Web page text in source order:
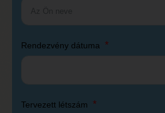
Rendezvény dátuma
Tervezett létszám